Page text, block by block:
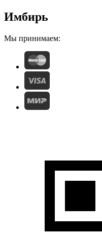
Имбирь
Мы принимаем: